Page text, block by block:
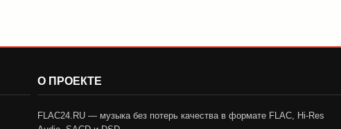
О ПРОЕКТЕ
FLAC24.RU — музыка без потерь качества в формате FLAC, Hi-Res